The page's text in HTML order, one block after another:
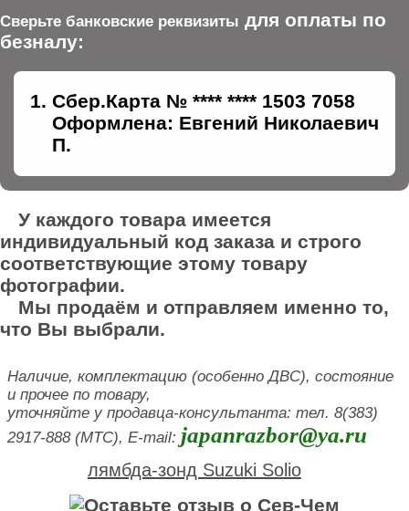
Сверьте банковские реквизиты для оплаты по
безналу:
Сбер.Карта № **** **** 1503 7058
Оформлена: Евгений Николаевич
П.
У каждого товара имеется
индивидуальный код заказа и строго
соответствующие этому товару
фотографии.
Мы продаём и отправляем именно то,
что Вы выбрали.
Наличие, комплектацию (особенно ДВС), состояние
и прочее по товару,
уточняйте у продавца-консультанта: тел. 8(383)
2917-888 (МТС), E-mail: japanrazbor@ya.ru
лямбда-зонд Suzuki Solio